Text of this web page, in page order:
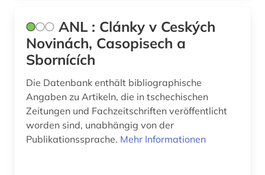
ANL : Clánky v Ceských
Novinách, Casopisech a
Sbornících
Die Datenbank enthält bibliographische
Angaben zu Artikeln, die in tschechischen
Zeitungen und Fachzeitschriften veröffentlicht
worden sind, unabhängig von der
Publikationssprache. Mehr Informationen